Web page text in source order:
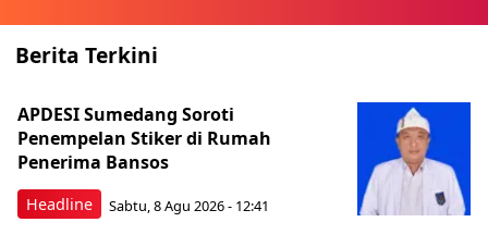
Berita Terkini
Headline
APDESI Sumedang Soroti
Penempelan Stiker di Rumah
Penerima Bansos
Sabtu, 8 Agu 2026 - 12:41